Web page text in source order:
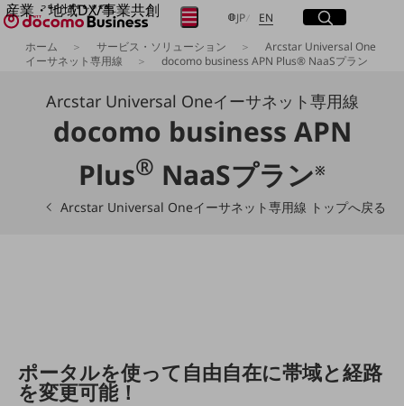
産業・地域DX/事業共創
OPEN HUB for Plural Futures
自律・分散・協調型社会の実現を目指し、
OPEN HUB for Plural Futuresとは
イベント/ウェビナー
記事コンテンツ
プレイヤー(カタリスト/パートナー企業)
Smart World
産業・地域DXプラットフォーマーとして
地域の取り組み
地域社会を支える皆さまと地域課題の解決や
JP日本語
EN Englishサイト内検索
開く
メニュー
開く
フリーワードでNTTドコモビジネスの
取り組みを検索
検索する
ホーム サービス・ソリューション
Arcstar Universal One
イーサネット専用線
docomo business APN Plus® NaaSプラン
Arcstar Universal Oneイーサネット専用線
docomo business APN
Plus® NaaSプラン※
Arcstar Universal Oneイーサネット専用線 トップへ戻る
ポータルを使って自由自在に帯域と経路
を変更可能！